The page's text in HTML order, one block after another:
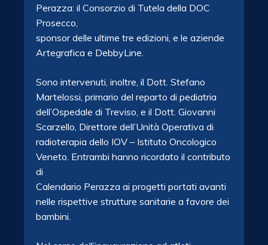
Perazza: il Consorzio di Tutela della DOC
Prosecco,
sponsor delle ultime tre edizioni, e le aziende
Artegrafica e DebbyLine.
Sono intervenuti, inoltre, il Dott. Stefano
Martelossi, primario del reparto di pediatria
dell’Ospedale di Treviso, e il Dott. Giovanni
Scarzello, Direttore dell’Unità Operativa di
radioterapia dello IOV – Istituto Oncologico
Veneto. Entrambi hanno ricordato il contributo
di
Calendario Perazza ai progetti portati avanti
nelle rispettive strutture sanitarie a favore dei
bambini.